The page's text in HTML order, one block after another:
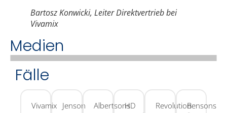
Bartosz Konwicki, Leiter Direktvertrieb bei
Vivamix
Medien
Fälle
Vivamix Jenson
AlbertsonsHD
RevolutionBensons